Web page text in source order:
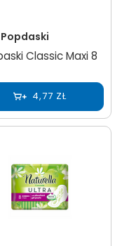
Popdaski
Classic Maxi 8
4,77 ZŁ